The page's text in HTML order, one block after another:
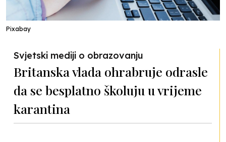
Pixabay
Svjetski mediji o obrazovanju
Britanska vlada ohrabruje odrasle
da se besplatno školuju u vrijeme
karantina